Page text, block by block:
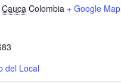
Cauca Colombia + Google Map
del Local